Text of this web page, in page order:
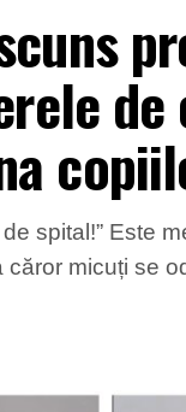
de
spital!” Este
micuți se